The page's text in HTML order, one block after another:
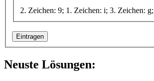
2. Zeichen: 9; 1. Zeichen: i; 3. Zeichen: g;
Neuste Lösungen: